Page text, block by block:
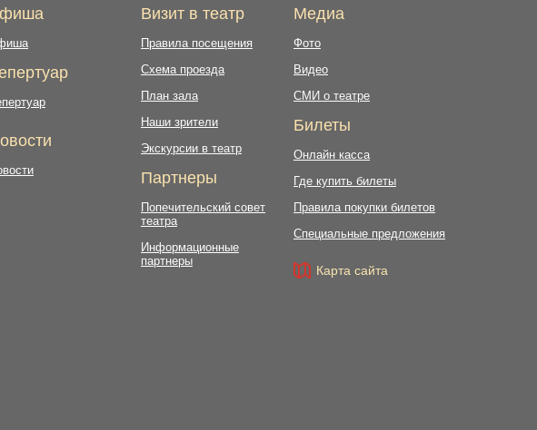
Визит в театр
Правила посещения
Схема проезда
План зала
Наши зрители
Экскурсии в театр
Партнеры
Попечительский совет
театра
Информационные
партнеры
Медиа
Фото
Видео
СМИ о театре
Билеты
Онлайн касса
Где купить билеты
Правила покупки билетов
Специальные предложения
Карта сайта